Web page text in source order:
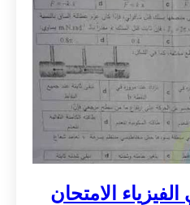
الفيزياء الامتحان